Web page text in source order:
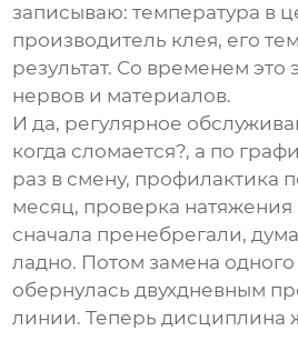
записываю: температура в
производитель клея, его
результат. Со временем это
нервов и материалов.
И да, регулярное
когда сломается?, а по
раз в смену, профилактика
месяц, проверка
сначала пренебрегали,
ладно. Потом замена
обернулась двухдневным
линии. Теперь дисциплина